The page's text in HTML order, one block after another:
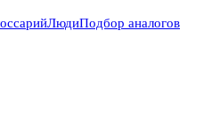
ЛюдиПодбор аналогов